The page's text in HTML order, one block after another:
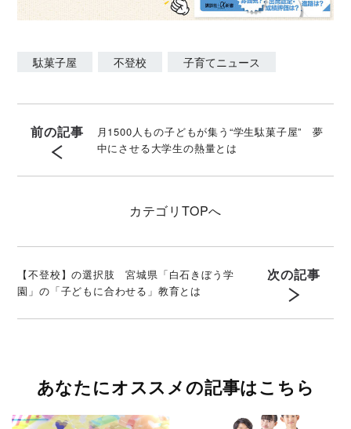
駄菓子屋 不登校 子育てニュース
前の記事
月1500人もの子どもが集う“学生駄菓子屋” 夢
中にさせる大学生の熱量とは
カテゴリ TOPへ
【不登校】の選択肢 宮城県「白石きぼう学
園」の「子どもに合わせる」教育とは
次の記事
あなたにオススメの記事はこちら